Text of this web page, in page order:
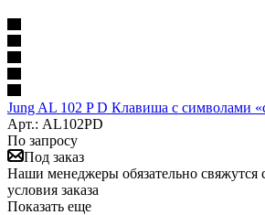
Jung AL 102 P D Клавиша с символами
Арт.: AL102PD
По запросу
Под заказ
Наши менеджеры обязательно свяжутся
условия заказа
Показать еще